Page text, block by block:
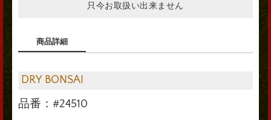
只今お取扱い出来ません
商品詳細
DRY BONSAI
品番：#24510